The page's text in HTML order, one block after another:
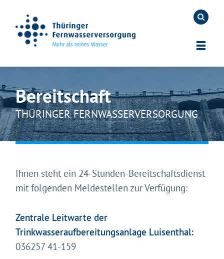
Bereitschaft
THÜRINGER FERNWASSERVERSORGUNG
Ihnen steht ein 24-Stunden-Bereitschaftsdienst
mit folgenden Meldestellen zur Verfügung:
Zentrale Leitwarte der
Trinkwasseraufbereitungsanlage Luisenthal:
036257 41-159